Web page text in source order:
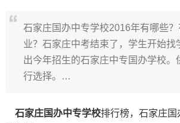
石家庄国办中专学校2016年有哪些
业？石家庄中考结束了，学生开始找
出今年招生的石家庄中专国办学校。
行选择。…
石家庄国办中专学校排行榜，石家庄